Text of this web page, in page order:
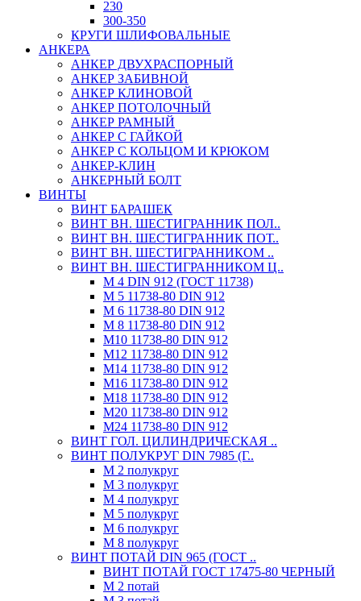
230
300-350
КРУГИ ШЛИФОВАЛЬНЫЕ
АНКЕРА
АНКЕР ДВУХРАСПОРНЫЙ
АНКЕР ЗАБИВНОЙ
АНКЕР КЛИНОВОЙ
АНКЕР ПОТОЛОЧНЫЙ
АНКЕР РАМНЫЙ
АНКЕР С ГАЙКОЙ
АНКЕР С КОЛЬЦОМ И КРЮКОМ
АНКЕР-КЛИН
АНКЕРНЫЙ БОЛТ
ВИНТЫ
ВИНТ БАРАШЕК
ВИНТ ВН. ШЕСТИГРАННИК ПОЛ..
ВИНТ ВН. ШЕСТИГРАННИК ПОТ..
ВИНТ ВН. ШЕСТИГРАННИКОМ ..
ВИНТ ВН. ШЕСТИГРАННИКОМ Ц..
М 4 DIN 912 (ГОСТ 11738)
М 5 11738-80 DIN 912
М 6 11738-80 DIN 912
М 8 11738-80 DIN 912
М10 11738-80 DIN 912
М12 11738-80 DIN 912
М14 11738-80 DIN 912
М16 11738-80 DIN 912
М18 11738-80 DIN 912
М20 11738-80 DIN 912
М24 11738-80 DIN 912
ВИНТ ГОЛ. ЦИЛИНДРИЧЕСКАЯ ..
ВИНТ ПОЛУКРУГ DIN 7985 (Г..
М 2 полукруг
М 3 полукруг
М 4 полукруг
М 5 полукруг
М 6 полукруг
М 8 полукруг
ВИНТ ПОТАЙ DIN 965 (ГОСТ ..
ВИНТ ПОТАЙ ГОСТ 17475-80 ЧЕРНЫЙ
М 2 потай